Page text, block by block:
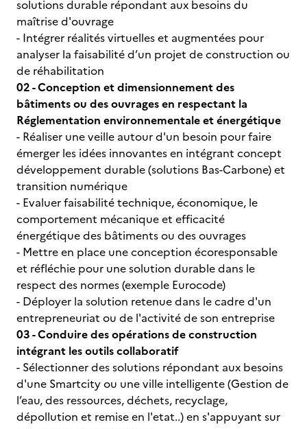
solutions durable répondant aux besoins du
maîtrise d'ouvrage
- Intégrer réalités virtuelles et augmentées pour
analyser la faisabilité d’un projet de construction ou
de réhabilitation
02 - Conception et dimensionnement des
bâtiments ou des ouvrages en respectant la
Réglementation environnementale et énergétique
- Réaliser une veille autour d'un besoin pour faire
émerger les idées innovantes en intégrant concept
développement durable (solutions Bas-Carbone) et
transition numérique
- Evaluer faisabilité technique, économique, le
comportement mécanique et efficacité
énergétique des bâtiments ou des ouvrages
- Mettre en place une conception écoresponsable
et réfléchie pour une solution durable dans le
respect des normes (exemple Eurocode)
- Déployer la solution retenue dans le cadre d'un
entrepreneuriat ou de l'activité de son entreprise
03 - Conduire des opérations de construction
intégrant les outils collaboratif
- Sélectionner des solutions répondant aux besoins
d'une Smartcity ou une ville intelligente (Gestion de
l’eau, des ressources, déchets, recyclage,
dépollution et remise en l'etat..) en s'appuyant sur